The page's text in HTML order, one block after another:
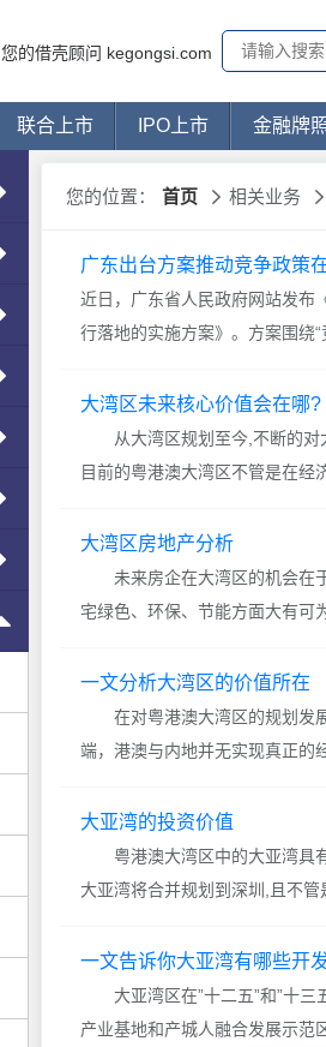
您的借壳顾问 kegongsi.com
联合上市 IPO上市 金融牌
您的位置： 首页 相关业务
广东出台方案推动竞争政策
近日，广东省人民政府网站发布
行落地的实施方案》。方案围绕
调机制、全面清理和废除妨碍公
正当竞争执法”四个目标，明确
公平竞争审查制度；进一步加强
流和竞争文化。
大湾区未来核心价值会在哪?
从大湾区规划至今,不断的对
目前的粤港澳大湾区不管是在经
计将高达十几万亿左右，那么在
呢? 大湾区未来核
大湾区房地产分析
未来房企在大湾区的机会在于
宅绿色、环保、节能方面大有可
较强的发展空间，并且从单纯的
发展的经验看，大湾区
一文分析大湾区的价值所在
在对粤港澳大湾区的规划发展
端，港澳与内地并无实现真正的
的的常规规律上来看，全球60%
名的旧金山湾区、
大亚湾的投资价值
粤港澳大湾区中的大亚湾具
大亚湾将合并规划到深圳,且不
的海岸线资源，是我国南海最为
之路的重要节点
一文告诉你大亚湾有哪些开
大亚湾区在”十二五”和”十三
产业基地和产城人融合发展示